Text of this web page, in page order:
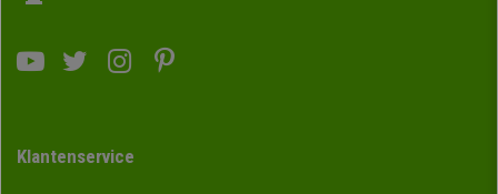
Klantenservice